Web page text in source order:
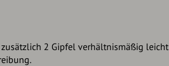
2 Gipfel verhältnismäßig leicht